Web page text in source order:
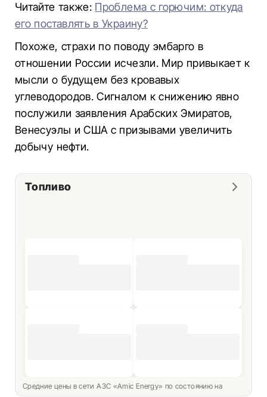
Читайте также: Проблема с горючим: откуда
его поставлять в Украину?
Похоже, страхи по поводу эмбарго в
отношении России исчезли. Мир привыкает к
мысли о будущем без кровавых
углеводородов. Сигналом к снижению явно
послужили заявления Арабских Эмиратов,
Венесуэлы и США с призывами увеличить
добычу нефти.
Топливо
Средние цены в сети АЗС «Amic Energy» по состоянию на